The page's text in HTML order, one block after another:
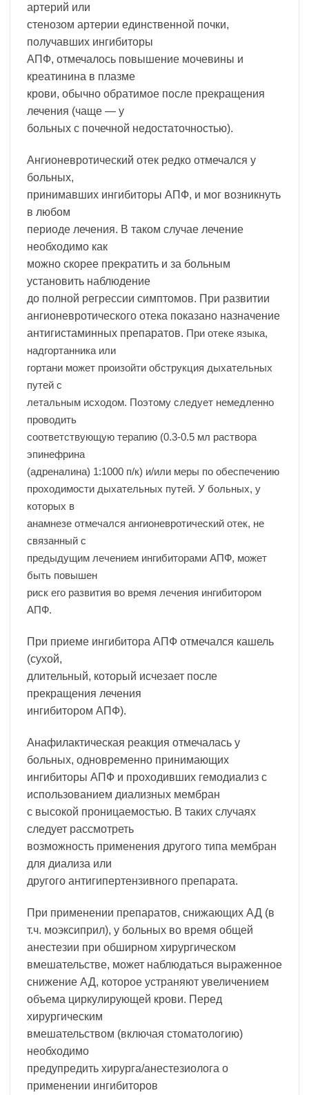
артерий или
стенозом артерии единственной почки,
получавших ингибиторы
АПФ, отмечалось повышение мочевины и
креатинина в плазме
крови, обычно обратимое после прекращения
лечения (чаще — у
больных с почечной недостаточностью).
Ангионевротический отек редко отмечался у
больных,
принимавших ингибиторы АПФ, и мог возникнуть
в любом
периоде лечения. В таком случае лечение
необходимо как
можно скорее прекратить и за больным
установить наблюдение
до полной регрессии симптомов. При развитии
ангионевротического отека показано назначение
антигистаминных препаратов. При отеке языка,
надгортанника или
гортани может произойти обструкция дыхательных
путей с
летальным исходом. Поэтому следует немедленно
проводить
соответствующую терапию (0.3-0.5 мл раствора
эпинефрина
(адреналина) 1:1000 п/к) и/или меры по обеспечению
проходимости дыхательных путей. У больных, у
которых в
анамнезе отмечался ангионевротический отек, не
связанный с
предыдущим лечением ингибиторами АПФ, может
быть повышен
риск его развития во время лечения ингибитором
АПФ.
При приеме ингибитора АПФ отмечался кашель
(сухой,
длительный, который исчезает после
прекращения лечения
ингибитором АПФ).
Анафилактическая реакция отмечалась у
больных, одновременно принимающих
ингибиторы АПФ и проходивших гемодиализ с
использованием диализных мембран
с высокой проницаемостью. В таких случаях
следует рассмотреть
возможность применения другого типа мембран
для диализа или
другого антигипертензивного препарата.
При применении препаратов, снижающих АД (в
т.ч. моэксиприл), у больных во время общей
анестезии при обширном хирургическом
вмешательстве, может наблюдаться выраженное
снижение АД, которое устраняют увеличением
объема циркулирующей крови. Перед
хирургическим
вмешательством (включая стоматологию)
необходимо
предупредить хирурга/анестезиолога о
применении ингибиторов